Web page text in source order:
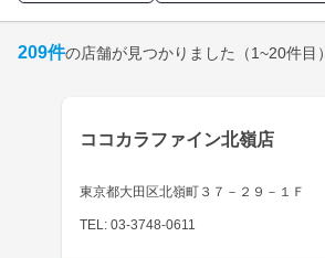
取扱店検索はこちら
209件の店舗が見つかりました （1~20件目）
ココカラファイン北嶺店
東京都大田区北嶺町３７－２９－１Ｆ
TEL: 03-3748-0611